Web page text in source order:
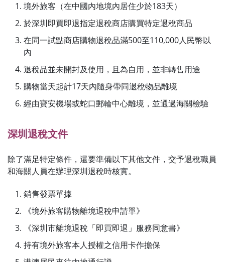
境外旅客（在中國內地境內居住少於183天）
於深圳即買即退指定退稅商店購買特定退稅商品
在同一試點商店購物退稅品滿500至110,000人民幣以
內
退稅品並未開封及使用，且為自用，並非轉售用途
購物當天起計17天內隨身帶同退稅物品離境
經由寶安機場或蛇口郵輪中心離境，並通過海關檢驗
深圳退稅文件
除了滿足特定條件，還要準備以下其他文件，交予退稅職員
和海關人員在辦理深圳退稅時核實。
銷售發票單據
《境外旅客購物離境退稅申請單》
《深圳市離境退稅「即買即退」服務同意書》
持有境外旅客本人授權之信用卡作擔保